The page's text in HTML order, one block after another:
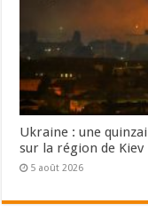
Ukraine : une
sur la région de Kiev
5 août 2026